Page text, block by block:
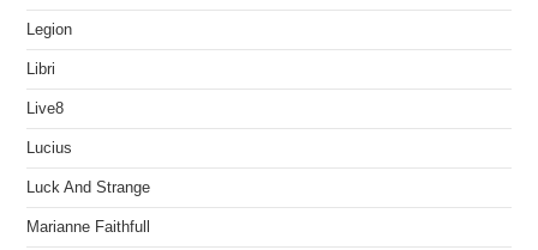
Legion
Libri
Live8
Lucius
Luck And Strange
Marianne Faithfull